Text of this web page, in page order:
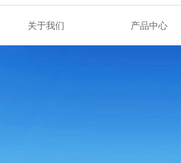
关于我们 产品中心